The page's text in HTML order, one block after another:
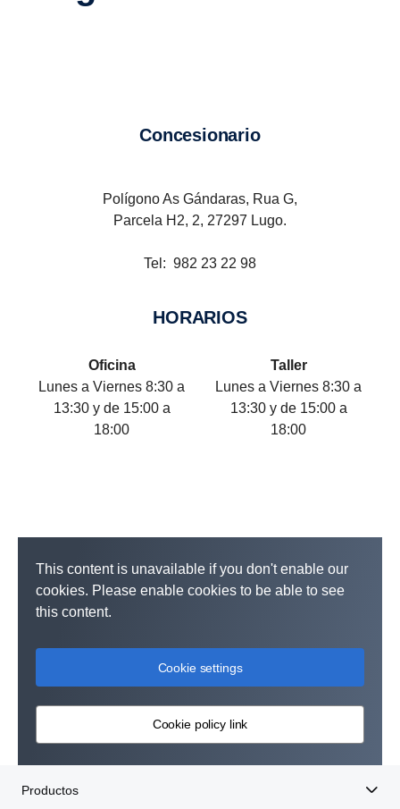
Concesionario
Polígono As Gándaras, Rua G,
Parcela H2, 2, 27297 Lugo.
Tel: 982 23 22 98
HORARIOS
Oficina
Lunes a Viernes 8:30 a
13:30 y de 15:00 a
18:00
Taller
Lunes a Viernes 8:30 a
13:30 y de 15:00 a
18:00
This content is unavailable if you don't enable our
cookies. Please enable cookies to be able to see
this content.
Cookie settings
Cookie policy link
Productos